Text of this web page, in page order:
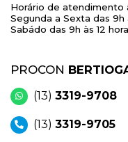
Horário de atendimento
Segunda a Sexta das 9h
Sabádo das 9h às 12
PROCON
(13) 3319-9708
(13) 3319-9705